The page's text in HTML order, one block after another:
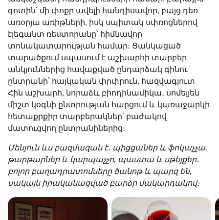
գոտին՝ մի փոքր ավելի հանդիսավոր, բայց դեռ
առօրյա առիթների, իսկ սպիտակ սփռոցներով
էլեգանտ ռեստորանը՝ հիմնավոր
տոնակատարության համար։ Ցանկացած
տարածքում սպասում է աշխարհի տարբեր
անկյուններից հավաքված ընդարձակ գինու
ընտրանի՝ հայկական փրփրուն, հազվագյուտ
Հին աշխարհ, նորաձև բիոդինամիկա․ սոմելյեն
միշտ կօգնի ընտրության հարցում և կառաջարկի
հետաքրքիր տարբերակներ՝ բաժակով
մատուցվող ընտրանիներից։
Մենյուն ևս բազմազան է․ պիցցաներ և ֆոկաչչա,
թարթարներ և կարպաչչո, պաստա և սթեյքեր․
բոլոր բաղադրատոմսերը ծանոթ և պարզ են,
սակայն իրականացված բարձր մակարդակով։